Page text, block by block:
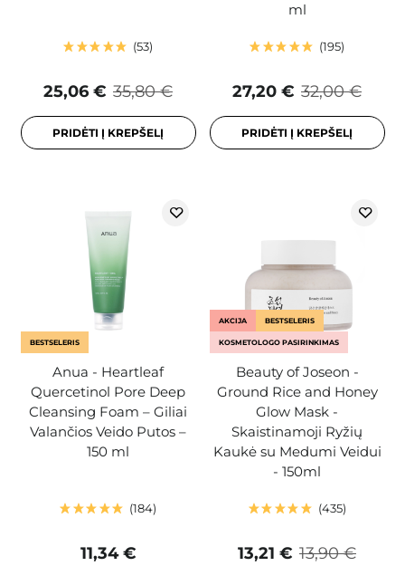
53
35,80 €
25,06 €
PRIDĖTI Į KREPŠELĮ
ml
195
32,00 €
27,20 €
PRIDĖTI Į KREPŠELĮ
BESTSELERIS
Anua - Heartleaf
Quercetinol Pore Deep
Cleansing Foam – Giliai
Valančios Veido Putos –
150 ml
184
11,34 €
AKCIJA BESTSELERIS
KOSMETOLOGO PASIRINKIMAS
Beauty of Joseon -
Ground Rice and Honey
Glow Mask -
Skaistinamoji Ryžių
Kaukė su Medumi Veidui
- 150ml
435
13,90 €
13,21 €